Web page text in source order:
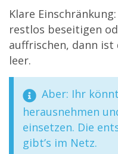
Klare
restlos beseitigen
auffrischen, dann ist
leer.
Aber: Ihr
herausnehmen
einsetzen. Die
gibt’s im Netz.